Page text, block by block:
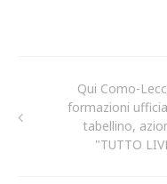
Qui Como-
formazioni
tabellino,
"TUTTO